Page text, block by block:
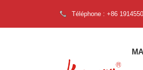
Téléphone : +86